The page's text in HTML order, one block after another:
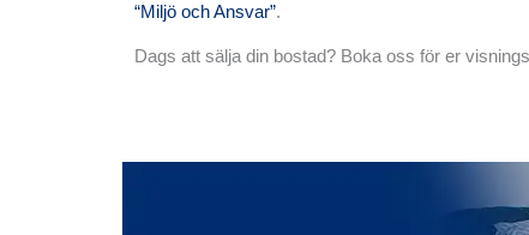
“Miljö och Ansvar”.
Dags att sälja din bostad? Boka oss för er